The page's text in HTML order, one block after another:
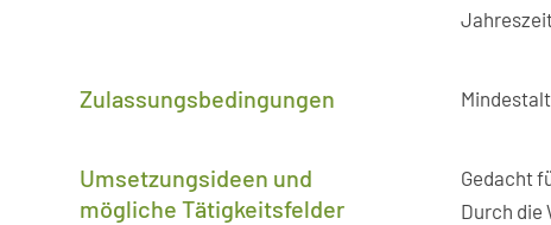
Zulassungs­bedingungen
Umsetzungsideen und
mögliche Tätigkeitsfelder
Gedacht
Durch die